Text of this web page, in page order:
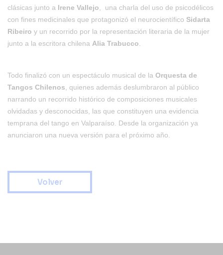
clásicas junto a Irene Vallejo , una charla del uso de psicodélicos
con fines medicinales que protagonizó el neurocientífico Sidarta
Ribeiro y un recorrido por la representación literaria de la mujer
junto a la escritora chilena Alia Trabucco
Todo finalizó con un espectáculo musical de la Orquesta de
Tangos Chilenos , quienes además deslumbraron al público
narrando un recorrido histórico de composiciones musicales
olvidadas y desconocidas, las que constituyen una evidencia
temprana del tango en Valparaíso. Desde la organización ya
anunciaron una nueva versión para el próximo año.
Volver